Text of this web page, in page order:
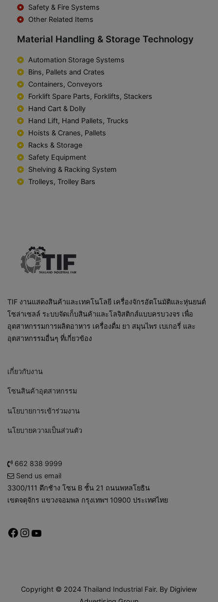
Safety & Fire Systems
Other Related Items
Material Handling & Storage Technology
Automation Storage Systems
Bins, Pallets and Crates
Containers, Conveyors
Forklift Spare Parts, Forklifts, Stackers
Hand Cart & Dolly
Hand Lift, Hand Pallets, Trucks
Hoists & Cranes, Pallets
Racks & Storage
Safety Equipment
Shelving & Racking System
Trolleys, Trolley Bars
TIF งานแสดงสินค้าและเทคโนโลยี เครื่องจักรอัตโนมัติและหุ่นยนต์
โซล่าเซลล์ ระบบจัดเก็บสินค้าและโลจิสติกส์แบบครบวงจร เพื่อ
อุตสาหกรรมการผลิตอาหาร เครื่องดื่ม ยา สมุนไพร เบเกอรี่ และ
อุตสาหกรรมอื่นๆ ที่เกี่ยวข้อง
เกี่ยวกับงาน
โซนสินค้าอุตสาหกรรม
นโยบายการเข้าร่วมงาน
นโยบายความเป็นส่วนตัว
662 838 9999
Send us email
3300/111 ตึกช้าง โซน B ชั้น 21 ถนนพหลโยธิน
เขตจตุจักร แขวงจอมพล กรุงเทพฯ 10900 ประเทศไทย
Copyright © 2024 Thailand Industrial Fair. By Digiview